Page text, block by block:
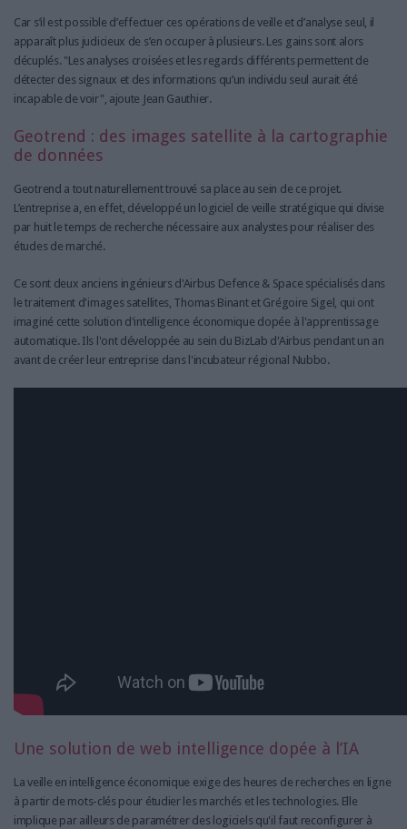
Car s’il est possible d’effectuer ces opérations de veille et d’analyse seul, il
apparaît plus judicieux de s’en occuper à plusieurs. Les gains sont alors
décuplés. "Les analyses croisées et les regards différents permettent de
détecter des signaux et des informations qu’un individu seul aurait été
incapable de voir", ajoute Jean Gauthier.
Geotrend : des images satellite à la cartographie
de données
Geotrend a tout naturellement trouvé sa place au sein de ce projet.
L’entreprise a, en effet, développé un logiciel de veille stratégique qui divise
par huit le temps de recherche nécessaire aux analystes pour réaliser des
études de marché.
Ce sont deux anciens ingénieurs d'Airbus Defence & Space spécialisés dans
le traitement d'images satellites, Thomas Binant et Grégoire Sigel, qui ont
imaginé cette solution d'intelligence économique dopée à l'apprentissage
automatique. Ils l'ont développée au sein du BizLab d'Airbus pendant un an
avant de créer leur entreprise dans l'incubateur régional Nubbo.
Une solution de web intelligence dopée à l’IA
La veille en intelligence économique exige des heures de recherches en ligne
à partir de mots-clés pour étudier les marchés et les technologies. Elle
implique par ailleurs de paramétrer des logiciels qu'il faut reconfigurer à